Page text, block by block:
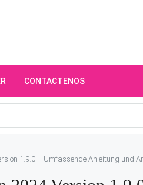
CONTACTENOS
1.9.0 – Umfassende Anleitung und